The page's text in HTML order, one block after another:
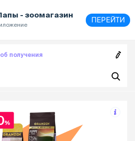
- зоомагазин
ПЕРЕЙТИ
получения